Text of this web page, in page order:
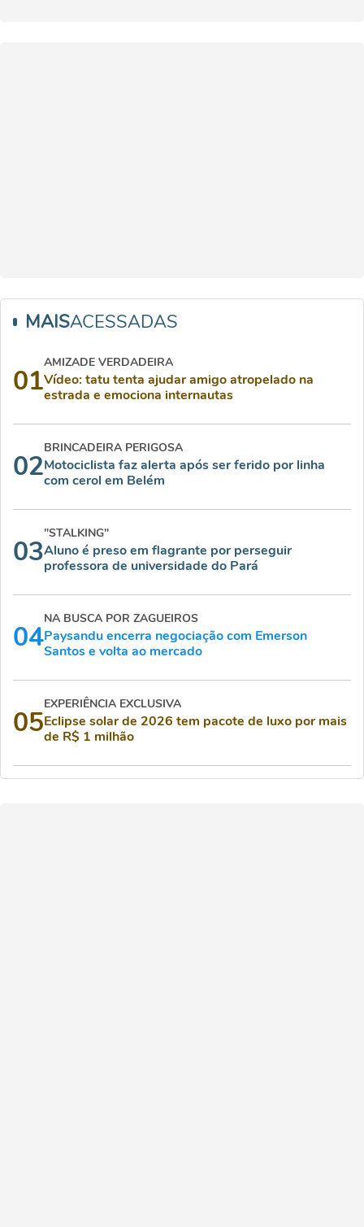
MAISACESSADAS
01
AMIZADE VERDADEIRA
Vídeo: tatu tenta ajudar amigo atropelado na
estrada e emociona internautas
02
BRINCADEIRA PERIGOSA
Motociclista faz alerta após ser ferido por linha
com cerol em Belém
03
"STALKING"
Aluno é preso em flagrante por perseguir
professora de universidade do Pará
04
NA BUSCA POR ZAGUEIROS
Paysandu encerra negociação com Emerson
Santos e volta ao mercado
05
EXPERIÊNCIA EXCLUSIVA
Eclipse solar de 2026 tem pacote de luxo por mais
de R$ 1 milhão